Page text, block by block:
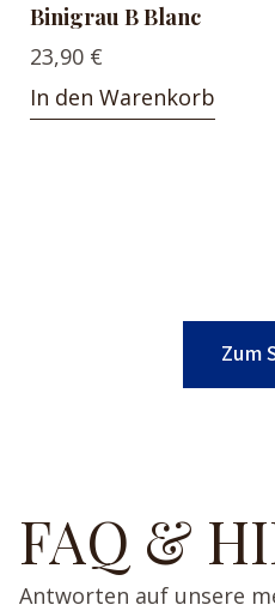
Binigrau B Blanc
23,90 €
In den Warenkorb
Zum
FAQ &
Antworten auf unsere